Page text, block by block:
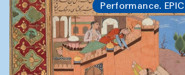
Performance.